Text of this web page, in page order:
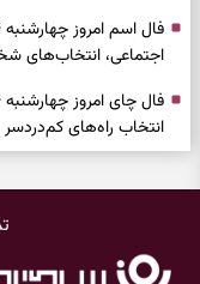
اجتماعی، انتخاب‌های
انتخاب راه‌های کم‌دردسر
انتخاب چیزی که ارزش